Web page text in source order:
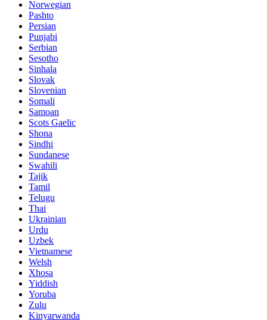
Norwegian
Pashto
Persian
Punjabi
Serbian
Sesotho
Sinhala
Slovak
Slovenian
Somali
Samoan
Scots Gaelic
Shona
Sindhi
Sundanese
Swahili
Tajik
Tamil
Telugu
Thai
Ukrainian
Urdu
Uzbek
Vietnamese
Welsh
Xhosa
Yiddish
Yoruba
Zulu
Kinyarwanda